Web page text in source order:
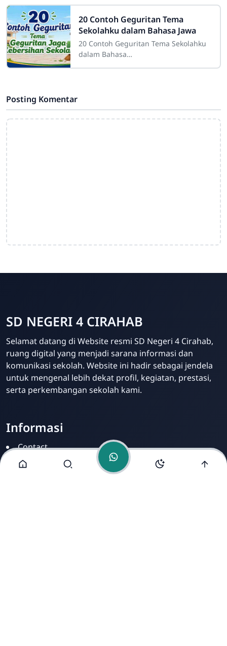
Admin
Online
konsep yang sangat penting dalam
dunia
20 Contoh Geguritan Tema
Sekolahku dalam Bahasa Jawa
20 Contoh Geguritan Tema Sekolahku
dalam Bahasa
Posting Komentar
SD NEGERI 4 CIRAHAB
Selamat datang di Website resmi SD Negeri 4 Cirahab,
ruang digital yang menjadi sarana informasi dan
komunikasi sekolah. Website ini hadir sebagai jendela
untuk mengenal lebih dekat profil, kegiatan, prestasi,
serta perkembangan sekolah kami.
Informasi
Contact
Disclamer